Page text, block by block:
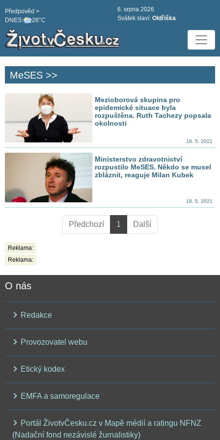
DNES: 26°C
Předpověd >
6. srpna 2026
Svátek slaví: Oldřiška
MeSES >>
Mezioborová skupina pro
epidemické situace byla
rozpuštěna. Ruth Tachezy popsala
okolnosti
18. 5. 2021
Ministerstvo zdravotnictví
rozpustilo MeSES. Někdo se musel
zbláznit, reaguje Milan Kubek
18. 5. 2021
Předchozí 1 Další
Reklama:
Reklama:
O nás
Redakce
Provozovatel webu
Etický kodex
EMFA a samoregulace
Portál ŽivotvČesku.cz v Mapě médií a ratingu NFNZ
(Nadační fond nezávislé žurnalistiky)